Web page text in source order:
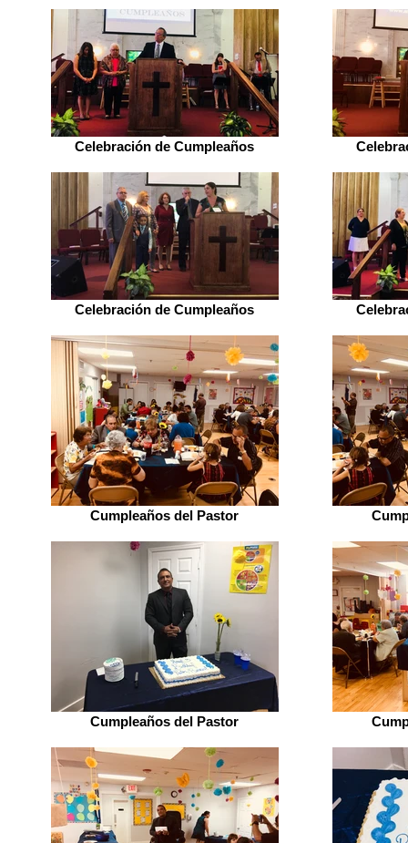
Celebración de Cumpleaños
Celebración de Cumpleaños
Cumpleaños del Pastor
Cumpleaños del Pastor